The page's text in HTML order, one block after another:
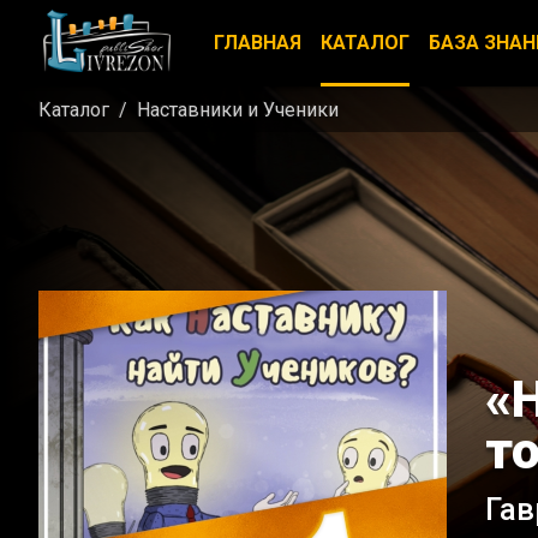
ГЛАВНАЯ КАТАЛОГ БАЗА
Каталог Наставники и Ученики